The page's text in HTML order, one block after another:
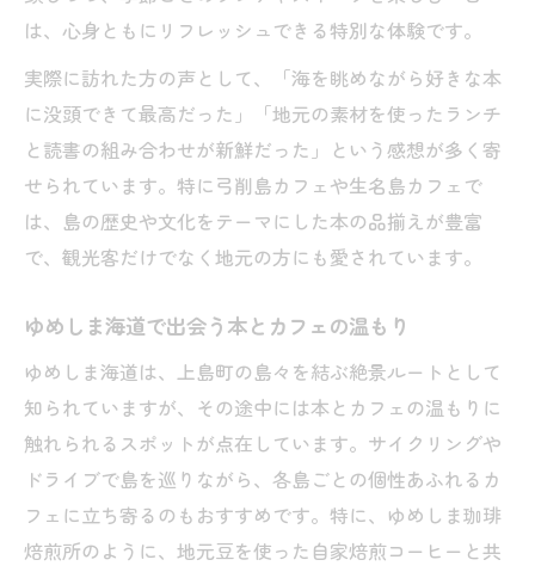
しまでカフェで堪能する読書と地元グルメ
カフェランチと本で心も体も満たされる時
間
ゆめしま海道カフェで味わう旬の味と本
心惹かれる上島町カフェ文化の魅力
島ごとに異なる上島町カフェ文化の楽しみ
方
カフェで広がるゆったりとした島の時間
上島町カフェ巡りが本好きに与える刺激
地元に愛されるカフェづくりのこだわり
は、心身ともにリフレッシュできる特別な体験です。
実際に訪れた方の声として、「海を眺めながら好きな本
に没頭できて最高だった」「地元の素材を使ったランチ
と読書の組み合わせが新鮮だった」という感想が多く寄
せられています。特に弓削島カフェや生名島カフェで
は、島の歴史や文化をテーマにした本の品揃えが豊富
で、観光客だけでなく地元の方にも愛されています。
ゆめしま海道で出会う本とカフェの温もり
ゆめしま海道は、上島町の島々を結ぶ絶景ルートとして
知られていますが、その途中には本とカフェの温もりに
触れられるスポットが点在しています。サイクリングや
ドライブで島を巡りながら、各島ごとの個性あふれるカ
フェに立ち寄るのもおすすめです。特に、ゆめしま珈琲
焙煎所のように、地元豆を使った自家焙煎コーヒーと共